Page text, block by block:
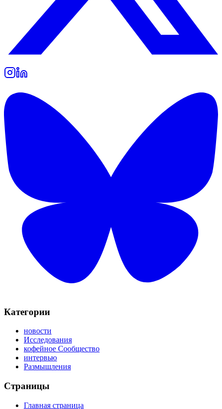
Категории
новости
Исследования
кофейное Сообщество
интервью
Размышления
Страницы
Главная страница